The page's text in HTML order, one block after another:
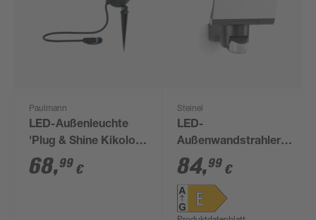
Paulmann
LED-Außenleuchte
'Plug & Shine Kikolo'
anthrazit 9 x 26,1 x 8,5
cm
68,99 €
Steinel
LED-
Außenwandstrahler
'XLED home 2' mit
Bewegungssensor
13,7 W 1550 lm
warmweiß IP 44 18 x
84,99 €